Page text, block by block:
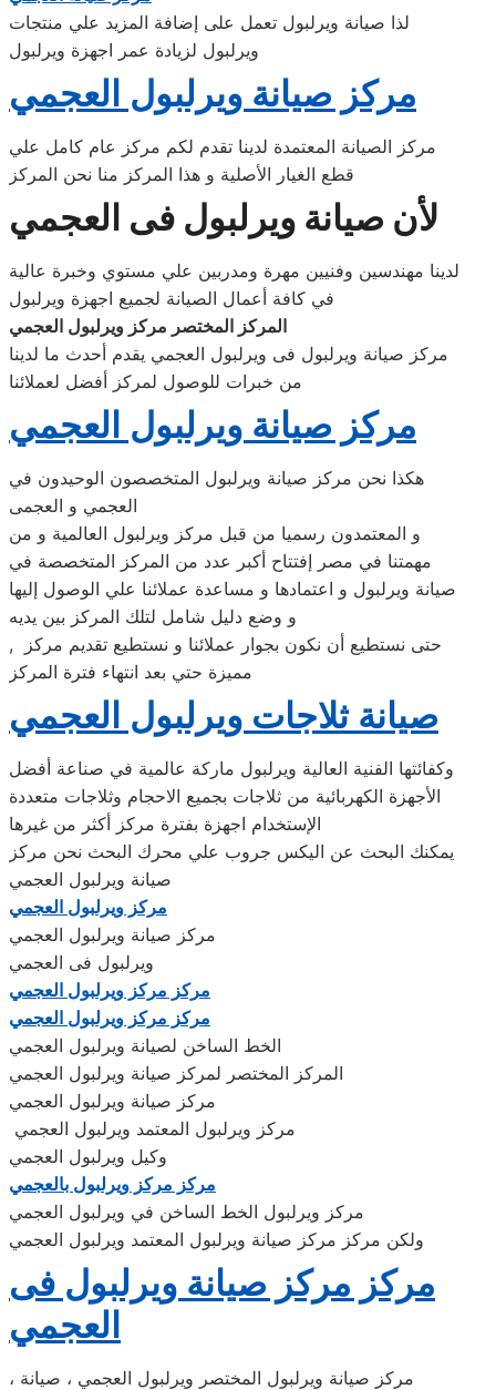
لذا صيانة ويرلبول تعمل على إضافة المزيد علي منتجات
ويرلبول لزيادة عمر اجهزة ويرلبول
مركز صيانة ويرلبول العجمي
مركز الصيانة المعتمدة لدينا تقدم لكم مركز عام كامل علي
قطع الغيار الأصلية و هذا المركز منا نحن المركز
لأن صيانة ويرلبول فى العجمي
لدينا مهندسين وفنيين مهرة ومدربين علي مستوي وخبرة عالية
في كافة أعمال الصيانة لجميع اجهزة ويرلبول
المركز المختصر مركز ويرلبول العجمي
مركز صيانة ويرلبول فى ويرلبول العجمي يقدم أحدث ما لدينا
من خبرات للوصول لمركز أفضل لعملائنا
مركز صيانة ويرلبول العجمي
هكذا نحن مركز صيانة ويرلبول المتخصصون الوحيدون في
العجمي و العجمى
و المعتمدون رسميا من قبل مركز ويرلبول العالمية و من
مهمتنا في مصر إفتتاح أكبر عدد من المركز المتخصصة في
صيانة ويرلبول و اعتمادها و مساعدة عملائنا علي الوصول إليها
و وضع دليل شامل لتلك المركز بين يديه
, حتى نستطيع أن نكون بجوار عملائنا و نستطيع تقديم مركز
مميزة حتي بعد انتهاء فترة المركز
صيانة ثلاجات ويرلبول العجمي
وكفائتها الفنية العالية ويرلبول ماركة عالمية في صناعة أفضل
الأجهزة الكهربائية من ثلاجات بجميع الاحجام وثلاجات متعددة
الإستخدام اجهزة بفترة مركز أكثر من غيرها
يمكنك البحث عن اليكس جروب علي محرك البحث نحن مركز
صيانة ويرلبول العجمي
مركز ويرلبول العجمي
مركز صيانة ويرلبول العجمي
ويرلبول فى العجمي
مركز مركز ويرلبول العجمي
مركز مركز ويرلبول العجمي
الخط الساخن لصيانة ويرلبول العجمي
المركز المختصر لمركز صيانة ويرلبول العجمي
مركز صيانة ويرلبول العجمي
مركز ويرلبول المعتمد ويرلبول العجمي
وكيل ويرلبول العجمي
مركز مركز ويرلبول بالعجمي
مركز ويرلبول الخط الساخن في ويرلبول العجمي
ولكن مركز مركز صيانة ويرلبول المعتمد ويرلبول العجمي
مركز مركز صيانة ويرلبول فى
العجمي
، مركز صيانة ويرلبول المختصر ويرلبول العجمي ، صيانة